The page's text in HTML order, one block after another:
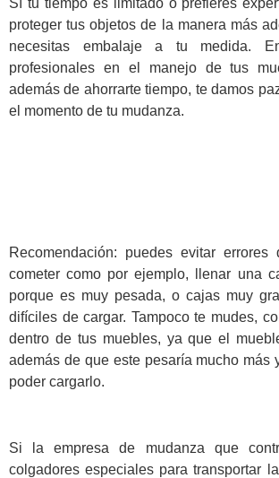
proteger tus objetos de la manera más
necesitas embalaje a tu medida.
profesionales en el manejo de tus
además de ahorrarte tiempo, te damos
el momento de tu mudanza.
Recomendación: puedes evitar
cometer como por ejemplo, llenar una
porque es muy pesada, o cajas muy
difíciles de cargar. Tampoco te mudes,
dentro de tus muebles, ya que el
además de que este pesaría mucho más
poder cargarlo.
Si la empresa de mudanza que
colgadores especiales para transportar